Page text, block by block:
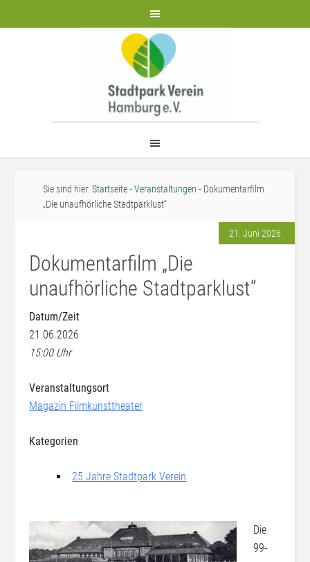
Sie sind hier:Startseite-Veranstaltungen - Dokumentarfilm
„Die unaufhörliche Stadtparklust“
21. Juni 2026
Dokumentarfilm „Die
unaufhörliche Stadtparklust“
Datum/Zeit
21.06.2026
15:00 Uhr
Veranstaltungsort
Magazin Filmkunsttheater
Kategorien
25 Jahre Stadtpark Verein
Die
99-